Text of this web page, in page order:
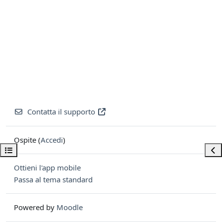
Apri indice del corso
Contatta il supporto
Ospite (Accedi)
Ottieni l'app mobile
Passa al tema standard
Powered by Moodle